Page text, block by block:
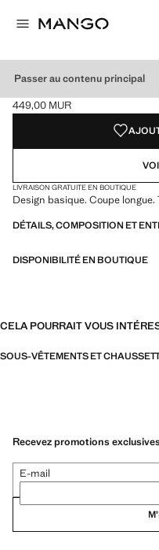
Passer au contenu principal
COLLANTS COTON
Prix actuel [449,00 MUR ]
449,00 MUR
Choisissez une couleur
Couleur Noir
Couleur Bleu marine
Couleur Sable
Couleur Gris
LIVRAISON GRATUITE EN BOUTIQUE
Design basique. Coupe longue.
DÉTAILS, COMPOSITION ET
DISPONIBILITÉ EN BOUTIQUE
CELA POURRAIT VOUS
SOUS-VÊTEMENTS ET
Recevez promotions
E-mail